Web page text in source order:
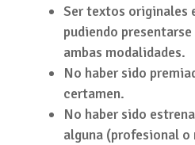
Ser textos originales
pudiendo
ambas modalidades.
No haber sido
certamen.
No haber sido
alguna (profesional o